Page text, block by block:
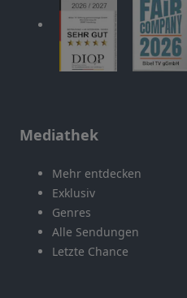
Mediathek
Mehr entdecken
Exklusiv
Genres
Alle Sendungen
Letzte Chance